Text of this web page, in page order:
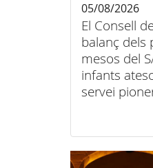
El Consell
balanç dels
mesos del
infants
servei
05/08/2026